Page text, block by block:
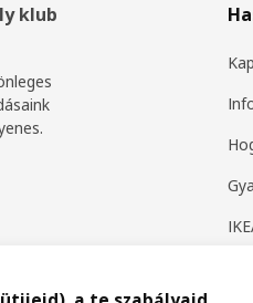
klub
tag